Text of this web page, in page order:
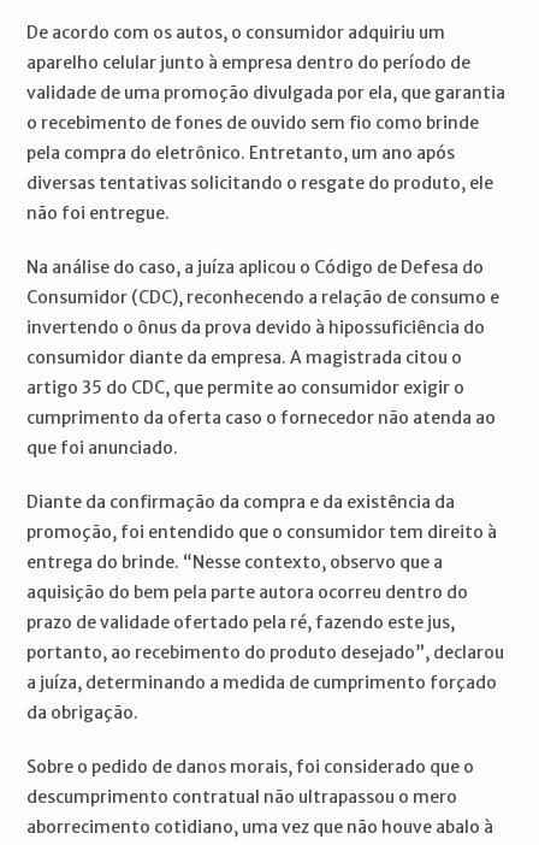
De acordo com os autos, o consumidor adquiriu um
aparelho celular junto à empresa dentro do período de
validade de uma promoção divulgada por ela, que garantia
o recebimento de fones de ouvido sem fio como brinde
pela compra do eletrônico. Entretanto, um ano após
diversas tentativas solicitando o resgate do produto, ele
não foi entregue.
Na análise do caso, a juíza aplicou o Código de Defesa do
Consumidor (CDC), reconhecendo a relação de consumo e
invertendo o ônus da prova devido à hipossuficiência do
consumidor diante da empresa. A magistrada citou o
artigo 35 do CDC, que permite ao consumidor exigir o
cumprimento da oferta caso o fornecedor não atenda ao
que foi anunciado.
Diante da confirmação da compra e da existência da
promoção, foi entendido que o consumidor tem direito à
entrega do brinde. “Nesse contexto, observo que a
aquisição do bem pela parte autora ocorreu dentro do
prazo de validade ofertado pela ré, fazendo este jus,
portanto, ao recebimento do produto desejado”, declarou
a juíza, determinando a medida de cumprimento forçado
da obrigação.
Sobre o pedido de danos morais, foi considerado que o
descumprimento contratual não ultrapassou o mero
aborrecimento cotidiano, uma vez que não houve abalo à